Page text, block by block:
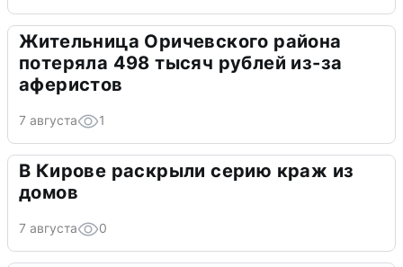
Жительница Оричевского района
потеряла 498 тысяч рублей из-за
аферистов
7 августа 1
В Кирове раскрыли серию краж из
домов
7 августа 0